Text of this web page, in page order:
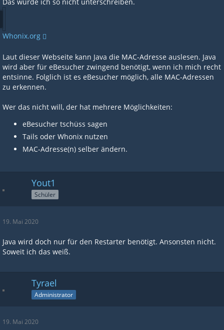
Whonix.org
Laut dieser Webseite kann Java die MAC-Adresse auslesen. Java
wird aber für eBesucher zwingend benötigt, wenn ich mich recht
entsinne. Folglich ist es eBesucher möglich, alle MAC-Adressen
zu erkennen.
Wer das nicht will, der hat mehrere Möglichkeiten:
eBesucher tschüss sagen
Tails oder Whonix nutzen
MAC-Adresse(n) selber ändern.
Yout1
Schüler
19. Mai 2020
Java wird doch nur für den Restarter benötigt. Ansonsten nicht.
Soweit ich das weiß.
Tyrael
Administrator
19. Mai 2020